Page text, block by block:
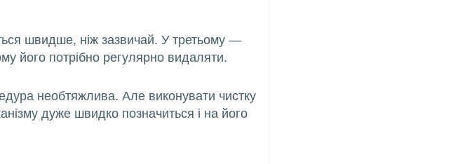
швидше, ніж зазвичай. У третьому —
його потрібно регулярно видаляти.
необтяжлива. Але виконувати чистку
дуже швидко позначиться і на його